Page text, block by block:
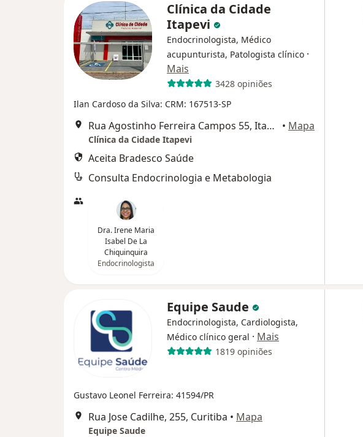
Clínica da Cidade
Itapevi
Endocrinologista, Médico
acupunturista, Patologista clínico ·
Mais
3428 opiniões
Ilan Cardoso da Silva: CRM: 167513-SP
Rua Agostinho Ferreira Campos 55, Itapevi • Mapa
Clínica da Cidade Itapevi
Aceita Bradesco Saúde
Consulta Endocrinologia e Metabologia
Dra. Irene Maria
Isabel De La
Chiquinquira
Endocrinologista
Equipe Saude
Endocrinologista, Cardiologista,
Médico clínico geral · Mais
1819 opiniões
Gustavo Leonel Ferreira: 41594/PR
Rua Jose Cadilhe, 255, Curitiba • Mapa
Equipe Saude